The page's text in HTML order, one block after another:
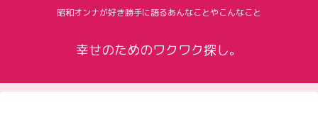
昭和オンナが好き勝手に語るあんなことやこんなこと
幸せのためのワクワク探し。